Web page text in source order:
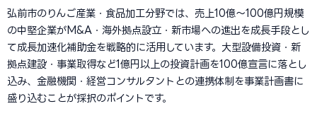
弘前市のりんご産業・食品加工分野では、売上10億〜100億円規模
の中堅企業がM&A・海外拠点設立・新市場への進出を成長手段とし
て成長加速化補助金を戦略的に活用しています。大型設備投資・新
拠点建設・事業取得など1億円以上の投資計画を100億宣言に落とし
込み、金融機関・経営コンサルタントとの連携体制を事業計画書に
盛り込むことが採択のポイントです。